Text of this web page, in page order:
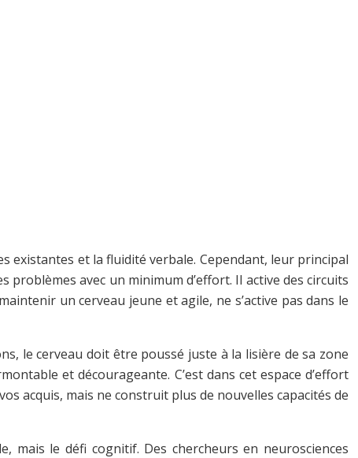
existantes et la fluidité verbale. Cependant, leur principal
problèmes avec un minimum d’effort. Il active des circuits
un cerveau jeune et agile, ne s’active pas dans le
le cerveau doit être poussé juste à la lisière de sa zone
et décourageante. C’est dans cet espace d’effort
acquis, mais ne construit plus de nouvelles capacités de
mais le défi cognitif. Des chercheurs en neurosciences